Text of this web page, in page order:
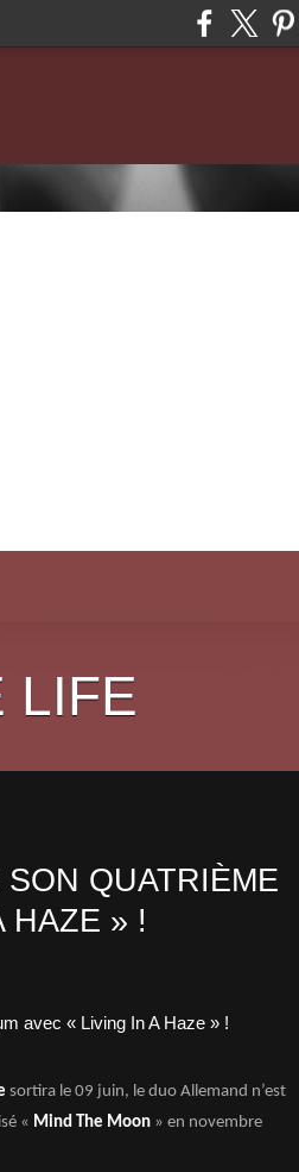
LIFE
QUATRIÈME
HAZE » !
sortira le 09 juin, le duo Allemand n’est
« Mind The Moon » en novembre